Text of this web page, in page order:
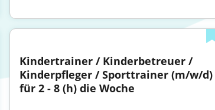
Kindertrainer / Kinderbetreuer /
Kinderpfleger / Sporttrainer (m/w/d)
für 2 - 8 (h) die Woche